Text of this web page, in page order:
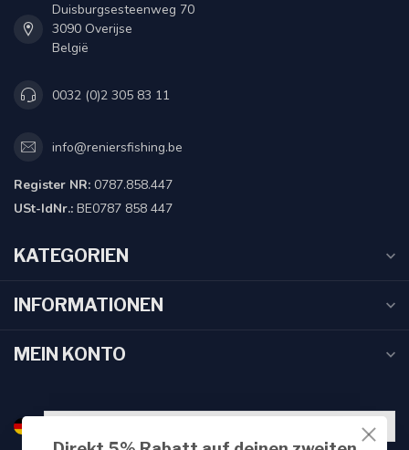
Duisburgsesteenweg 70
3090 Overijse
België
0032 (0)2 305 83 11
info@reniersfishing.be
Register NR: 0787.858.447
USt-IdNr.: BE0787 858 447
KATEGORIEN
INFORMATIONEN
MEIN KONTO